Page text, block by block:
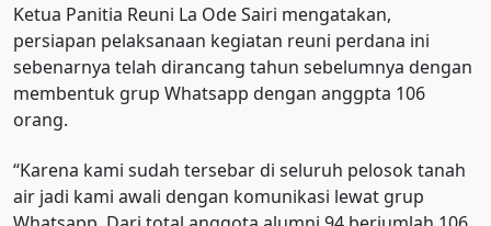
Ketua Panitia Reuni La Ode Sairi mengatakan,
persiapan pelaksanaan kegiatan reuni perdana ini
sebenarnya telah dirancang tahun sebelumnya dengan
membentuk grup Whatsapp dengan anggpta 106
orang.
“Karena kami sudah tersebar di seluruh pelosok tanah
air jadi kami awali dengan komunikasi lewat grup